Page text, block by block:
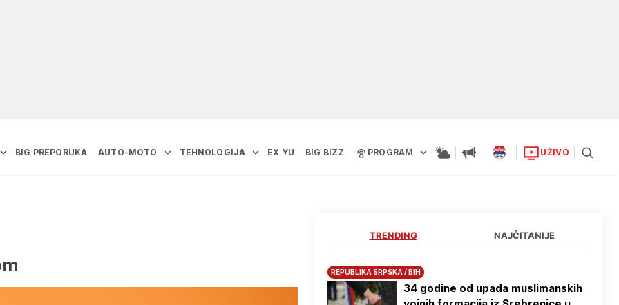
BIG PREPORUKA AUTO-MOTO TEHNOLOGIJA EX YU BIG BIZZ PROGRAM UŽIVO
TRENDING NAJČITANIJE
REPUBLIKA SRPSKA / BIH
34 godine od upada muslimanskih